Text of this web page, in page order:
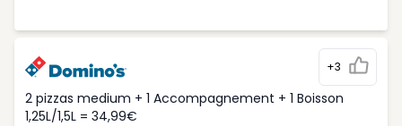
+3
2 pizzas medium + 1 Accompagnement + 1 Boisson
1,25L/1,5L = 34,99€